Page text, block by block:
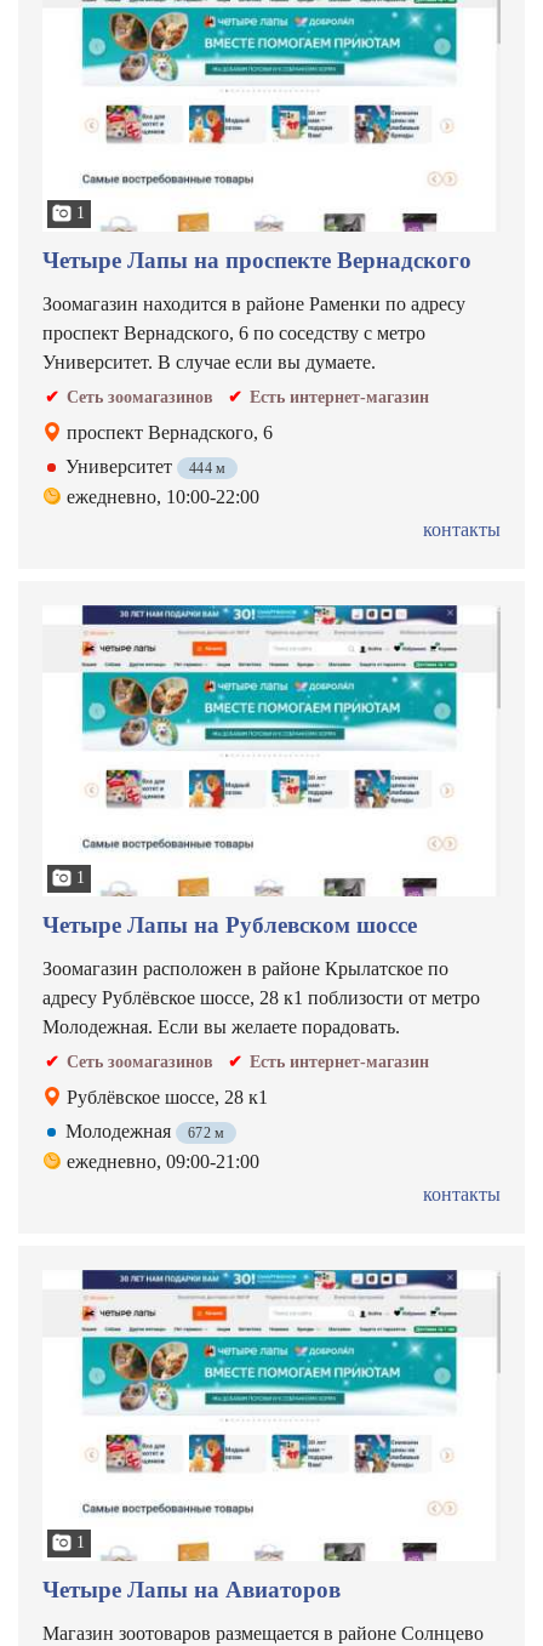
1
Четыре Лапы на проспекте Вернадского
Зоомагазин находится в районе Раменки по адресу
проспект Вернадского, 6 по соседству с метро
Университет. В случае если вы думаете.
Сеть зоомагазинов Есть интернет-магазин
проспект Вернадского, 6
Университет
444 м
ежедневно, 10:00-22:00
контакты
1
Четыре Лапы на Рублевском шоссе
Зоомагазин расположен в районе Крылатское по
адресу Рублёвское шоссе, 28 к1 поблизости от метро
Молодежная. Если вы желаете порадовать.
Сеть зоомагазинов Есть интернет-магазин
Рублёвское шоссе, 28 к1
Молодежная
672 м
ежедневно, 09:00-21:00
контакты
1
Четыре Лапы на Авиаторов
Магазин зоотоваров размещается в районе Солнцево